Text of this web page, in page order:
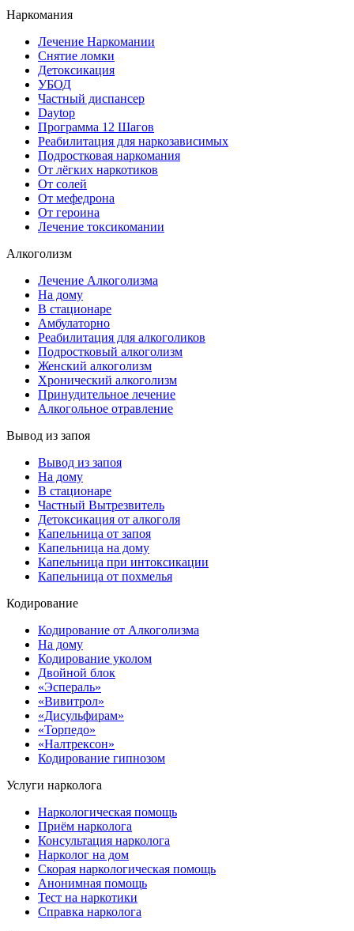
Наркомания
Лечение Наркомании
Снятие ломки
Детоксикация
УБОД
Частный диспансер
Daytop
Программа 12 Шагов
Реабилитация для наркозависимых
Подростковая наркомания
От лёгких наркотиков
От солей
От мефедрона
От героина
Лечение токсикомании
Алкоголизм
Лечение Алкоголизма
На дому
В стационаре
Амбулаторно
Реабилитация для алкоголиков
Подростковый алкоголизм
Женский алкоголизм
Хронический алкоголизм
Принудительное лечение
Алкогольное отравление
Вывод из запоя
Вывод из запоя
На дому
В стационаре
Частный Вытрезвитель
Детоксикация от алкоголя
Капельница от запоя
Капельница на дому
Капельница при интоксикации
Капельница от похмелья
Кодирование
Кодирование от Алкоголизма
На дому
Кодирование уколом
Двойной блок
«Эспераль»
«Вивитрол»
«Дисульфирам»
«Торпедо»
«Налтрексон»
Кодирование гипнозом
Услуги нарколога
Наркологическая помощь
Приём нарколога
Консультация нарколога
Нарколог на дом
Скорая наркологическая помощь
Анонимная помощь
Тест на наркотики
Справка нарколога